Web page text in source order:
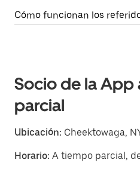
Cómo funcionan los
Socio de la App
parcial
Ubicación: Cheektowaga,
Horario: A tiempo parcial,